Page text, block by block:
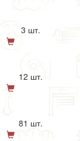
3 шт.
12 шт.
81 шт.